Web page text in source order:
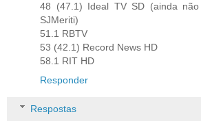
48 (47.1) Ideal TV SD (ainda
SJMeriti)
51.1 RBTV
53 (42.1) Record News HD
58.1 RIT HD
Responder
Respostas